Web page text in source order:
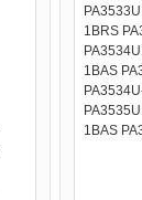
1BRS
1BAS
1BAS